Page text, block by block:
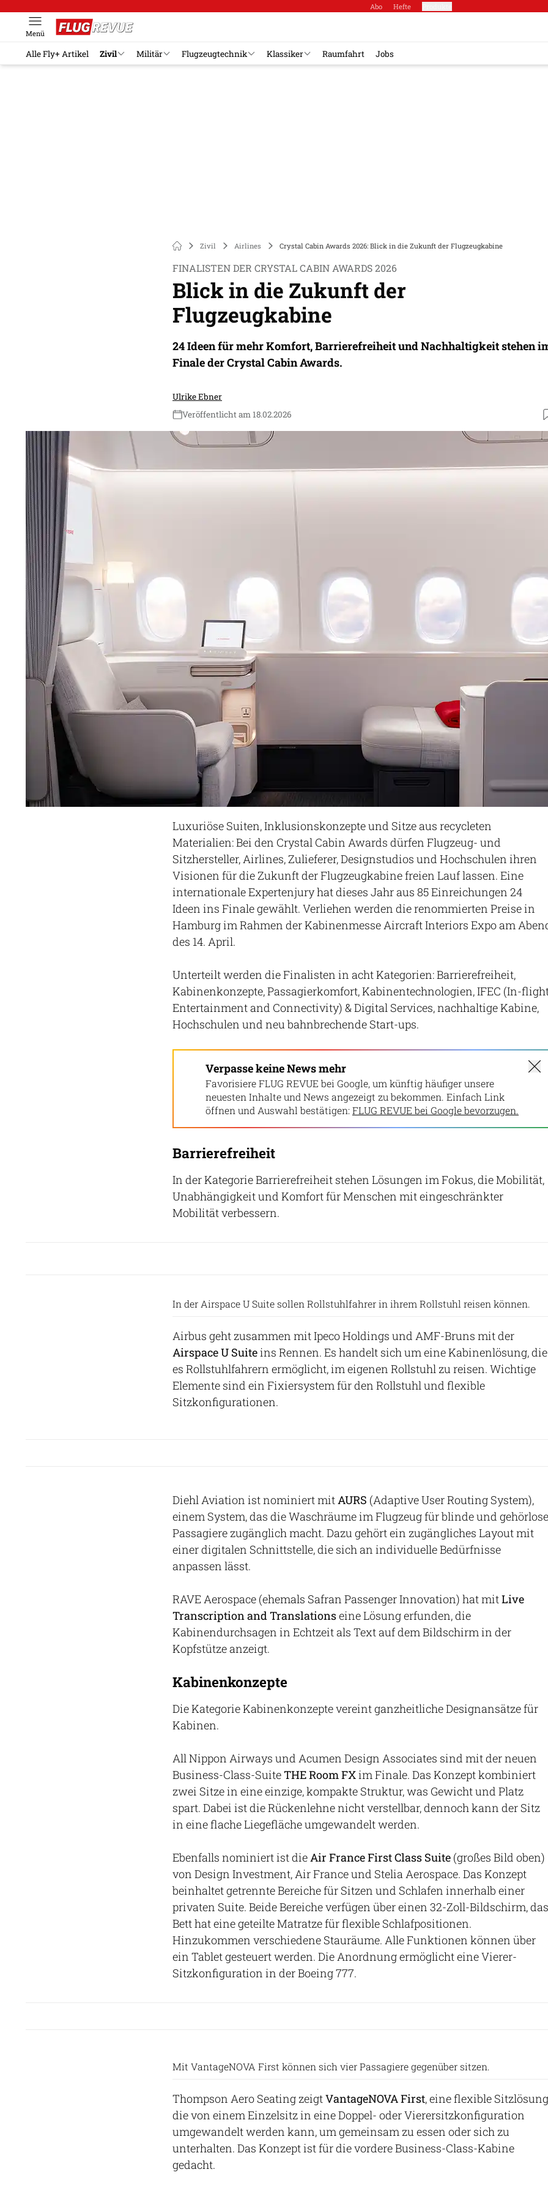
Abo Hefte
Menü
Alle Fly+ Artikel Zivil Militär Flugzeugtechnik Klassiker Raumfahrt Jobs
Zivil Airlines Crystal Cabin Awards 2026: Blick in die Zukunft der Flugzeugkabine
FINALISTEN DER CRYSTAL CABIN AWARDS 2026
Blick in die Zukunft der
Flugzeugkabine
24 Ideen für mehr Komfort, Barrierefreiheit und Nachhaltigkeit stehen
Finale der Crystal Cabin Awards.
Ulrike Ebner
Veröffentlicht am 18.02.2026
Luxuriöse Suiten, Inklusionskonzepte und Sitze aus recycleten
Materialien: Bei den Crystal Cabin Awards dürfen Flugzeug- und
Sitzhersteller, Airlines, Zulieferer, Designstudios und Hochschulen ihren
Visionen für die Zukunft der Flugzeugkabine freien Lauf lassen. Eine
internationale Expertenjury hat dieses Jahr aus 85 Einreichungen 24
Ideen ins Finale gewählt. Verliehen werden die renommierten Preise in
Hamburg im Rahmen der Kabinenmesse Aircraft Interiors Expo am
des 14. April.
Unterteilt werden die Finalisten in acht Kategorien: Barrierefreiheit,
Kabinenkonzepte, Passagierkomfort, Kabinentechnologien, IFEC (In-
Entertainment and Connectivity) & Digital Services, nachhaltige Kabine,
Hochschulen und neu bahnbrechende Start-ups.
Verpasse keine News mehr
Favorisiere FLUG REVUE bei Google, um künftig häufiger unsere
neuesten Inhalte und News angezeigt zu bekommen. Einfach Link
öffnen und Auswahl bestätigen: FLUG REVUE bei Google bevorzugen.
Barrierefreiheit
In der Kategorie Barrierefreiheit stehen Lösungen im Fokus, die Mobilität,
Unabhängigkeit und Komfort für Menschen mit eingeschränkter
Mobilität verbessern.
In der Airspace U Suite sollen Rollstuhlfahrer in ihrem Rollstuhl reisen können.
Airbus geht zusammen mit Ipeco Holdings und AMF-Bruns mit der
Airspace U Suiteins Rennen. Es handelt sich um eine Kabinenlösung, die
es Rollstuhlfahrern ermöglicht, im eigenen Rollstuhl zu reisen. Wichtige
Elemente sind ein Fixiersystem für den Rollstuhl und flexible
Sitzkonfigurationen.
Diehl Aviation ist nominiert mit AURS (Adaptive User Routing System),
einem System, das die Waschräume im Flugzeug für blinde und gehörlose
Passagiere zugänglich macht. Dazu gehört ein zugängliches Layout mit
einer digitalen Schnittstelle, die sich an individuelle Bedürfnisse
anpassen lässt.
RAVE Aerospace (ehemals Safran Passenger Innovation) hat mitLive
Transcription and Translationseine Lösung erfunden, die
Kabinendurchsagen in Echtzeit als Text auf dem Bildschirm in der
Kopfstütze anzeigt.
Kabinenkonzepte
Die Kategorie Kabinenkonzepte vereint ganzheitliche Designansätze für
Kabinen.
All Nippon Airways und Acumen Design Associates sind mit der neuen
Business-Class-SuiteTHE Room FXim Finale. Das Konzept kombiniert
zwei Sitze in eine einzige, kompakte Struktur, was Gewicht und Platz
spart. Dabei ist die Rückenlehne nicht verstellbar, dennoch kann der Sitz
in eine flache Liegefläche umgewandelt werden.
Ebenfalls nominiert ist die Air France First Class Suite (großes Bild oben)
von Design Investment, Air France und Stelia Aerospace. Das Konzept
beinhaltet getrennte Bereiche für Sitzen und Schlafen innerhalb einer
privaten Suite. Beide Bereiche verfügen über einen 32-Zoll-Bildschirm, das
Bett hat eine geteilte Matratze für flexible Schlafpositionen.
Hinzukommen verschiedene Stauräume. Alle Funktionen können über
ein Tablet gesteuert werden. Die Anordnung ermöglicht eine Vierer-
Sitzkonfiguration in der Boeing 777.
Mit VantageNOVA First können sich vier Passagiere gegenüber sitzen.
Thompson Aero Seating zeigtVantageNOVA First, eine flexible
die von einem Einzelsitz in eine Doppel- oder Vierersitzkonfiguration
umgewandelt werden kann, um gemeinsam zu essen oder sich zu
unterhalten. Das Konzept ist für die vordere Business-Class-Kabine
gedacht.